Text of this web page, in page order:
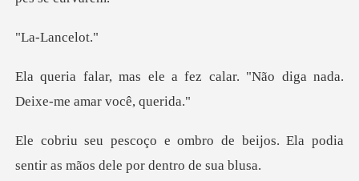
Lanc
fez calar. "Não diga nada.
D
e beijos. Ela podia
sentir as mã